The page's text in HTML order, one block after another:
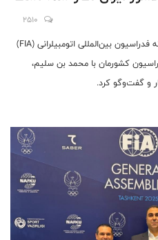
2510
در حاشیه افتتاحیه مجمع عمومی سالیانه فدراسیون بین‌المللی اتومبیلرانی (FIA)
کشورمان با محمد بن سلیم،
و گفت‌وگو کرد.